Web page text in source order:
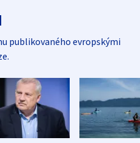
publikovaného evropskými